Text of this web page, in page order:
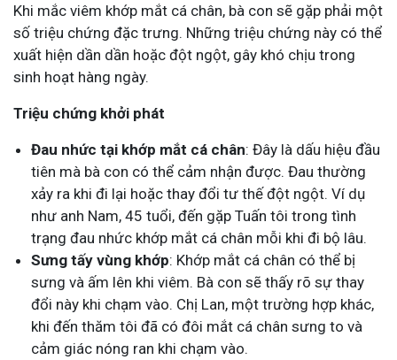
Khi mắc viêm khớp mắt cá chân, bà con sẽ gặp phải một
số triệu chứng đặc trưng. Những triệu chứng này có thể
xuất hiện dần dần hoặc đột ngột, gây khó chịu trong
sinh hoạt hàng ngày.
Triệu chứng khởi phát
Đau nhức tại khớp mắt cá chân: Đây là dấu hiệu đầu
tiên mà bà con có thể cảm nhận được. Đau thường
xảy ra khi đi lại hoặc thay đổi tư thế đột ngột. Ví dụ
như anh Nam, 45 tuổi, đến gặp Tuấn tôi trong tình
trạng đau nhức khớp mắt cá chân mỗi khi đi bộ lâu.
Sưng tấy vùng khớp: Khớp mắt cá chân có thể bị
sưng và ấm lên khi viêm. Bà con sẽ thấy rõ sự thay
đổi này khi chạm vào. Chị Lan, một trường hợp khác,
khi đến thăm tôi đã có đôi mắt cá chân sưng to và
cảm giác nóng ran khi chạm vào.